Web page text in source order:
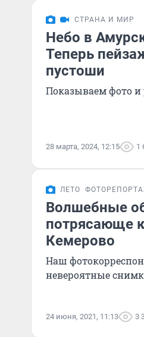
СТРАНА И МИР
Небо в
Теперь
пустоши
Показываем фото и
28 марта, 2024, 12:15 1
ЛЕТО
Волшебные
потрясающе
Кемерово
Наш
невероятные
24 июня, 2021, 11:13 3